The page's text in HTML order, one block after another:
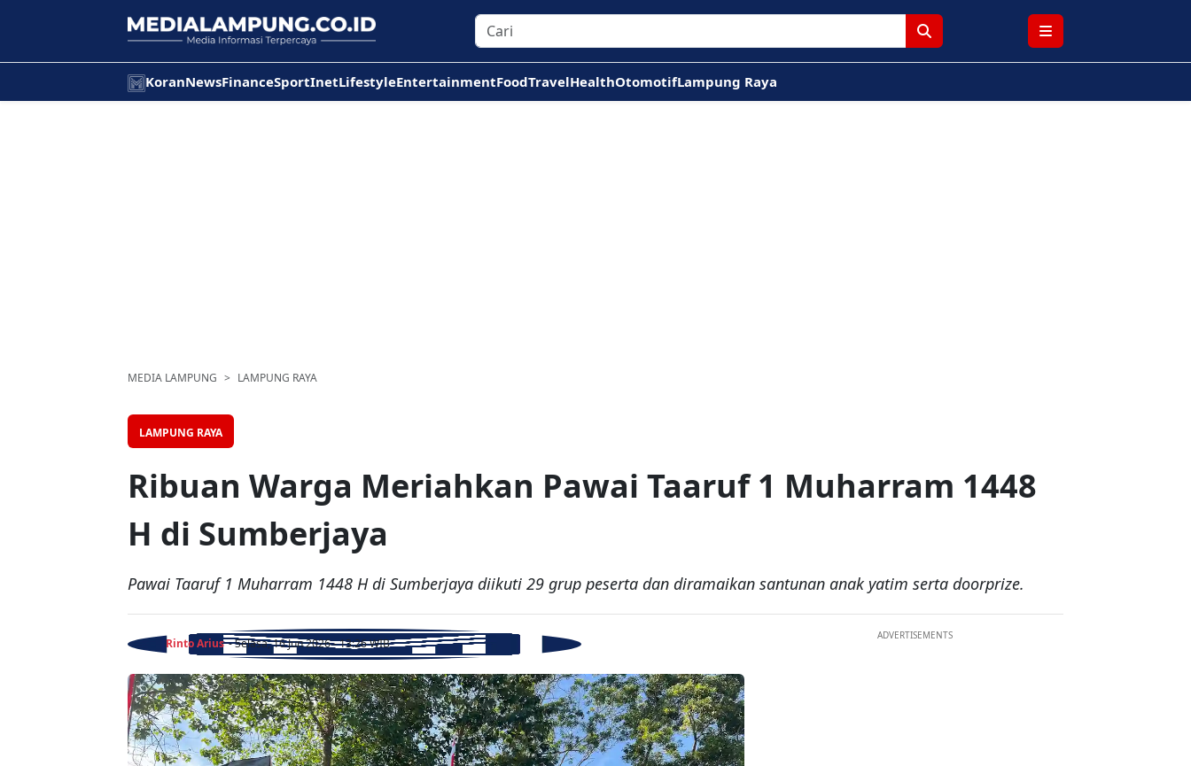
KoranNewsFinanceSportInetLifestyleEntertainmentFoodTravelHealthOtomotifLampung Raya
MEDIA LAMPUNG LAMPUNG RAYA
LAMPUNG RAYA
Ribuan Warga Meriahkan Pawai Taaruf 1 Muharram 1448
H di Sumberjaya
Pawai Taaruf 1 Muharram 1448 H di Sumberjaya diikuti 29 grup peserta dan diramaikan santunan anak yatim serta doorprize.
Rinto Arius - Selasa, 16 Jun 2026 - 13:26 WIB
ADVERTISEMENTS